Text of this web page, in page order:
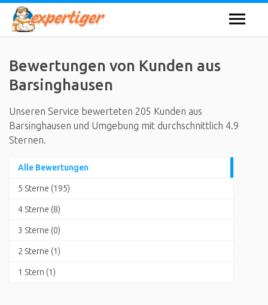
Bewertungen von Kunden aus
Barsinghausen
Unseren Service bewerteten 205 Kunden aus
Barsinghausen und Umgebung mit durchschnittlich 4.9
Sternen.
Alle Bewertungen
5 Sterne (195)
4 Sterne (8)
3 Sterne (0)
2 Sterne (1)
1 Stern (1)